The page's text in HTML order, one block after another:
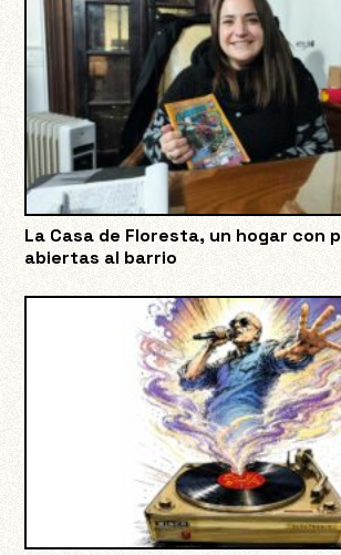
La Casa de Floresta, un hogar con
abiertas al barrio